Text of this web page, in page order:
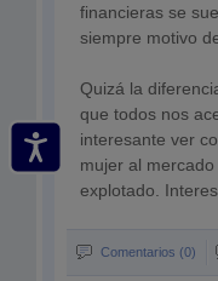
financieras se
siempre motivo
Quizá la
que todos nos
interesante ver
mujer al
explotado.
Comentarios (0)